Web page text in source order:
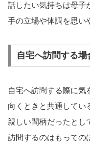
話したい気持ちは母子
手の立場や体調を思い
自宅へ訪問する場
自宅へ訪問する際に気
向くときと共通してい
親しい間柄だったとし
訪問するのはもっての